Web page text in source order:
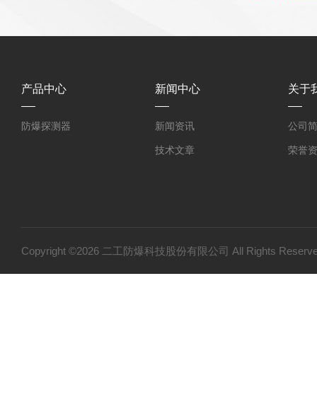
产品中心
防爆探测器
新闻中心
新闻资讯
技术文章
关于
公司
荣誉
Copyright ©2026 二工防爆科技股份有限公司 All Rights